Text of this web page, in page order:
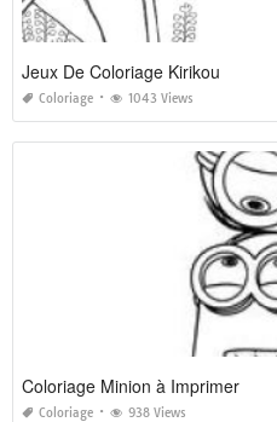
Jeux De Coloriage Kirikou
Coloriage 1043 Views
Coloriage Minion à Imprimer
Coloriage 938 Views